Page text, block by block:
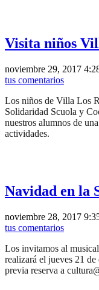
Visita niños
noviembre 29, 2017
tus comentarios
Los niños de Villa Los
Solidaridad Scuola y
nuestros alumnos de
actividades.
Navidad en la
noviembre 28, 2017
tus comentarios
Los invitamos al
realizará el jueves 21
previa reserva a